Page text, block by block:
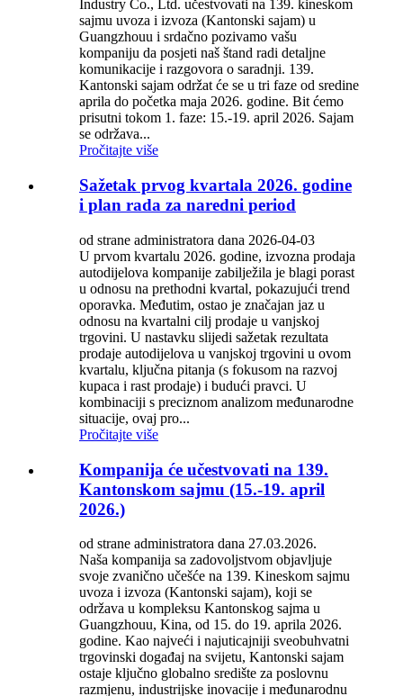
Industry Co., Ltd. učestvovati na 139. kineskom
sajmu uvoza i izvoza (Kantonski sajam) u
Guangzhouu i srdačno pozivamo vašu
kompaniju da posjeti naš štand radi detaljne
komunikacije i razgovora o saradnji. 139.
Kantonski sajam održat će se u tri faze od sredine
aprila do početka maja 2026. godine. Bit ćemo
prisutni tokom 1. faze: 15.-19. april 2026. Sajam
se održava...
Pročitajte više
Sažetak prvog kvartala 2026. godine
i plan rada za naredni period
od strane administratora dana 2026-04-03
U prvom kvartalu 2026. godine, izvozna prodaja
autodijelova kompanije zabilježila je blagi porast
u odnosu na prethodni kvartal, pokazujući trend
oporavka. Međutim, ostao je značajan jaz u
odnosu na kvartalni cilj prodaje u vanjskoj
trgovini. U nastavku slijedi sažetak rezultata
prodaje autodijelova u vanjskoj trgovini u ovom
kvartalu, ključna pitanja (s fokusom na razvoj
kupaca i rast prodaje) i budući pravci. U
kombinaciji s preciznom analizom međunarodne
situacije, ovaj pro...
Pročitajte više
Kompanija će učestvovati na 139.
Kantonskom sajmu (15.-19. april
2026.)
od strane administratora dana 27.03.2026.
Naša kompanija sa zadovoljstvom objavljuje
svoje zvanično učešće na 139. Kineskom sajmu
uvoza i izvoza (Kantonski sajam), koji se
održava u kompleksu Kantonskog sajma u
Guangzhouu, Kina, od 15. do 19. aprila 2026.
godine. Kao najveći i najuticajniji sveobuhvatni
trgovinski događaj na svijetu, Kantonski sajam
ostaje ključno globalno središte za poslovnu
razmjenu, industrijske inovacije i međunarodnu